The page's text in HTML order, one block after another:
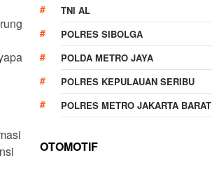
TNI AL
POLRES SIBOLGA
POLDA METRO JAYA
POLRES KEPULAUAN SERIBU
POLRES METRO JAKARTA BARAT
OTOMOTIF